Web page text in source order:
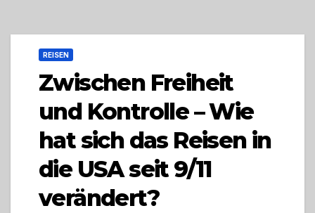
REISEN
Zwischen Freiheit
und Kontrolle – Wie
hat sich das Reisen in
die USA seit 9/11
verändert?